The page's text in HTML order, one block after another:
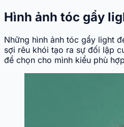
Hình ảnh tóc gẩy
Những hình ảnh tóc gẩy light
sợi rêu khói tạo ra sự đối lập
để chọn cho mình kiểu phù